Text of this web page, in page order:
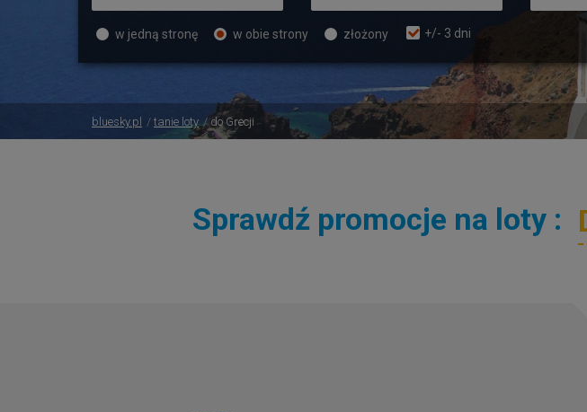
w jedną stronę w obie strony złożony +/- 3 dni
bluesky.pl tanie loty do Grecji
Sprawdź promocje na loty :